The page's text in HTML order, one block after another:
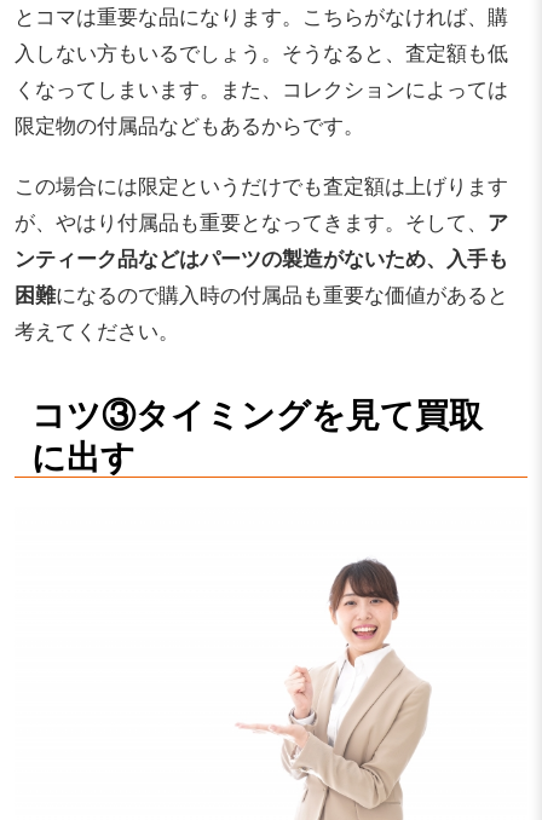
とコマは重要な品になります。こちらがなければ、購
入しない方もいるでしょう。そうなると、査定額も低
くなってしまいます。また、コレクションによっては
限定物の付属品などもあるからです。
この場合には限定というだけでも査定額は上げります
が、やはり付属品も重要となってきます。そして、 ア
ンティーク品などはパーツの製造がないため、入手も
困難になるので購入時の付属品も重要な価値があると
考えてください。
コツ③タイミングを見て買取
に出す